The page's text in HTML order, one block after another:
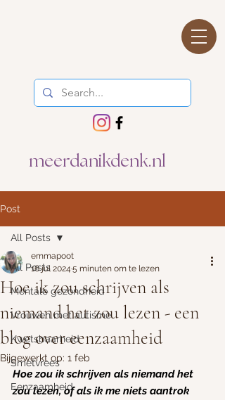
meerdanikdenk.nl
Post
All Posts
Mentale gezondheid
Vrouwen met autisme
Kwetsbaarheid
Smetvrees
Eenzaamheid
All Posts
Hoe ik zou schrijven als
niemand het zou lezen - een
blog over eenzaamheid
emmapoot
16 jul 2024 5 minuten om te lezen
Bijgewerkt op: 1 feb
Hoe zou ik schrijven als niemand het
zou lezen, of als ik me niets aantrok